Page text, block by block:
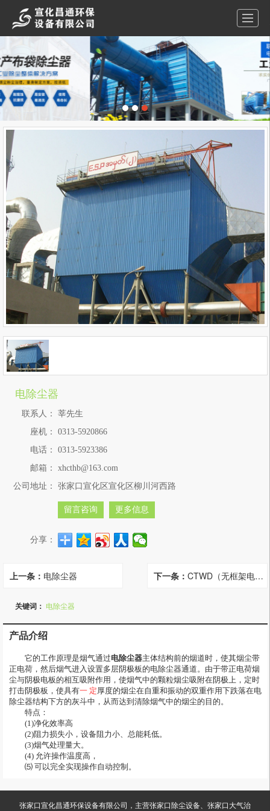
电除尘器
联系人：
莘先生
座机：
0313-5920866
电话：
0313-5923386
邮箱：
xhcthb@163.com
公司地址：
张家口宣化区宣化区柳川河西路
留言咨询 更多信息
分享：
上一条： 电除尘器 下一条： CTWD（无框架电除尘器）
关键词： 电除尘器
产品介绍
它的工作原理是烟气通过电除尘器主体结构前的烟道时，使其烟尘带
正电荷，然后烟气进入设置多层阴极板的电除尘器通道。由于带正电荷烟
尘与阴极电板的相互吸附作用，使烟气中的颗粒烟尘吸附在阴极上，定时
打击阴极板，使具有一 定厚度的烟尘在自重和振动的双重作用下跌落在电
除尘器结构下方的灰斗中，从而达到清除烟气中的烟尘的目的。
特点：
(1)净化效率高
(2)阻力损失小，设备阻力小、总能耗低。
(3)烟气处理量大。
(4) 允许操作温度高，
⑸ 可以完全实现操作自动控制。
张家口宣化昌通环保设备有限公司，主营张家口除尘设备、张家口大气治